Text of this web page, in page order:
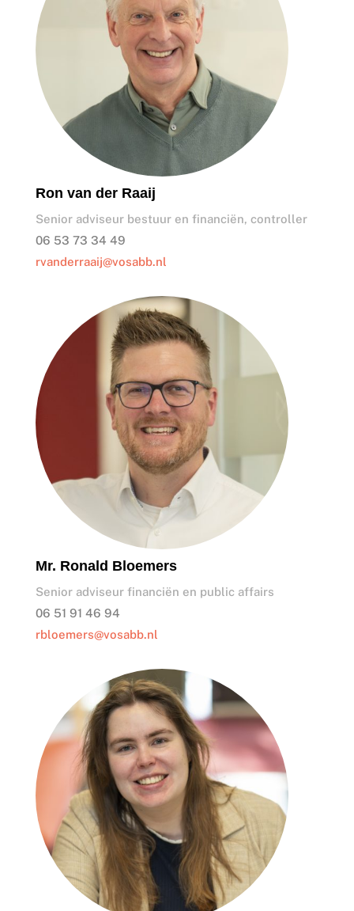
Ron van der Raaij
Senior adviseur bestuur en financiën, controller
06 53 73 34 49
rvanderraaij@vosabb.nl
Mr. Ronald Bloemers
Senior adviseur financiën en public affairs
06 51 91 46 94
rbloemers@vosabb.nl